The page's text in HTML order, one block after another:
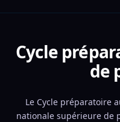
Cycle
de
Le Cycle préparatoire
nationale supérieure de